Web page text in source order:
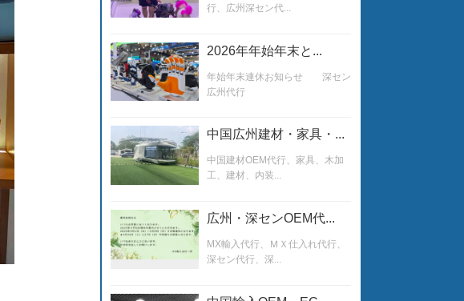
行、広州深セン代...
2026年年始年末と...
年始年末連休お知らせ 深セン
広州代行
中国広州建材・家具・...
中国建材OEM代行、家具、木加
工、建材、内装...
広州・深センOEM代...
MX輸入代行、ＭＸ仕入れ代行、
深セン代行、深...